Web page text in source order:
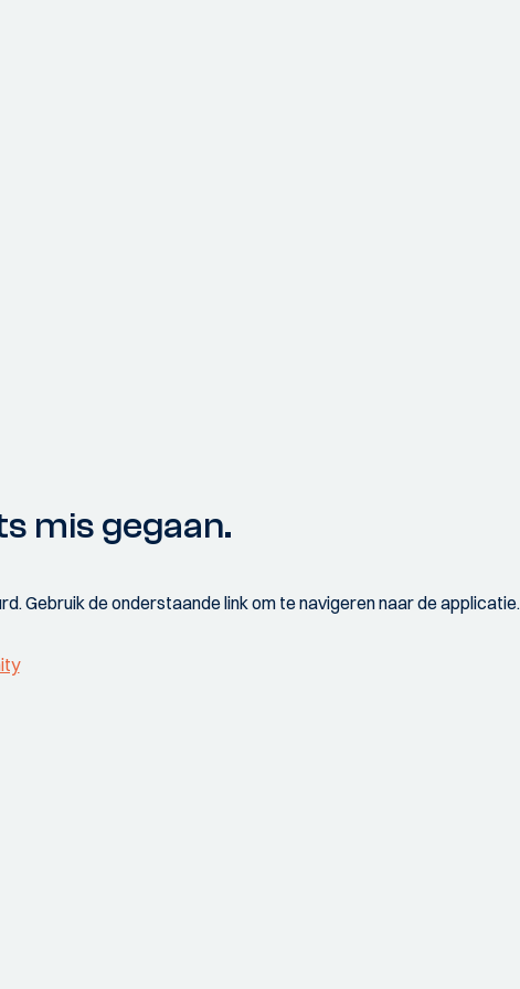
mis gegaan.
Gebruik de onderstaande link om te navigeren naar de applicatie.